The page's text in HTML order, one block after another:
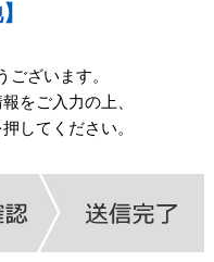
ございます。
をご入力の上、
してください。